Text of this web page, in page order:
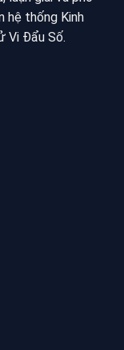
hệ thống Kinh
Vi Đẩu Số.